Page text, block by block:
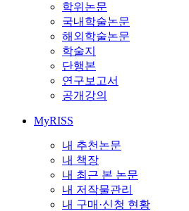
학위논문
국내학술논문
해외학술논문
학술지
단행본
연구보고서
공개강의
MyRISS
내 추천논문
내 책장
내 최근 본 논문
내 저작물관리
내 구매·신청 현황